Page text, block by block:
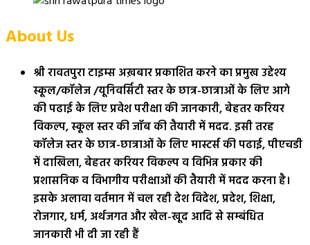
About Us
श्री रावतपुरा टाइम्स अख़बार प्रकाशित करने का प्रमुख उद्देश्य
स्कूल/कॉलेज /यूनिवर्सिटी स्तर के छात्र-छात्राओं के लिए आगे
की पढाई के लिए प्रवेश परीक्षा की जानकारी, बेहतर करियर
विकल्प, स्कूल स्तर की जॉब की तैयारी में मदद. इसी तरह
कॉलेज स्तर के छात्र-छात्राओं के लिए मास्टर्स की पढाई, पीएचडी
में दाखिला, बेहतर करियर विकल्प व विभिन्न प्रकार की
प्रशासनिक व विभागीय परीक्षाओं की तैयारी में मदद करना है।
इसके अलावा वर्तमान में चल रही देश विदेश, प्रदेश, शिक्षा,
रोजगार, धर्म, अर्थजगत और खेल-खूद आदि से सम्बंधित
जानकारी भी दी जा रही हैं